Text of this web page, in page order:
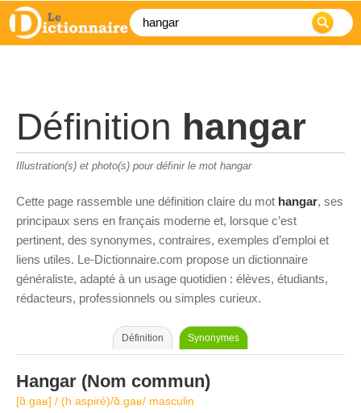
Définition hangar
Illustration(s) et photo(s) pour définir le mot hangar
Cette page rassemble une définition claire du mot hangar, ses
principaux sens en français moderne et, lorsque c’est
pertinent, des synonymes, contraires, exemples d’emploi et
liens utiles. Le-Dictionnaire.com propose un dictionnaire
généraliste, adapté à un usage quotidien : élèves, étudiants,
rédacteurs, professionnels ou simples curieux.
Définition Synonymes
Hangar (Nom commun)
[ɑ̃.ɡaʁ] / (h aspiré)/ɑ̃.ɡaʁ/ masculin